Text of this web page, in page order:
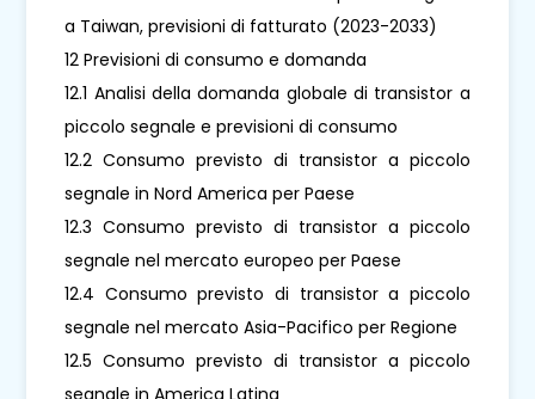
a Taiwan, previsioni di fatturato (2023-2033)
12 Previsioni di consumo e domanda
12.1 Analisi della domanda globale di transistor a
piccolo segnale e previsioni di consumo
12.2 Consumo previsto di transistor a piccolo
segnale in Nord America per Paese
12.3 Consumo previsto di transistor a piccolo
segnale nel mercato europeo per Paese
12.4 Consumo previsto di transistor a piccolo
segnale nel mercato Asia-Pacifico per Regione
12.5 Consumo previsto di transistor a piccolo
segnale in America Latina